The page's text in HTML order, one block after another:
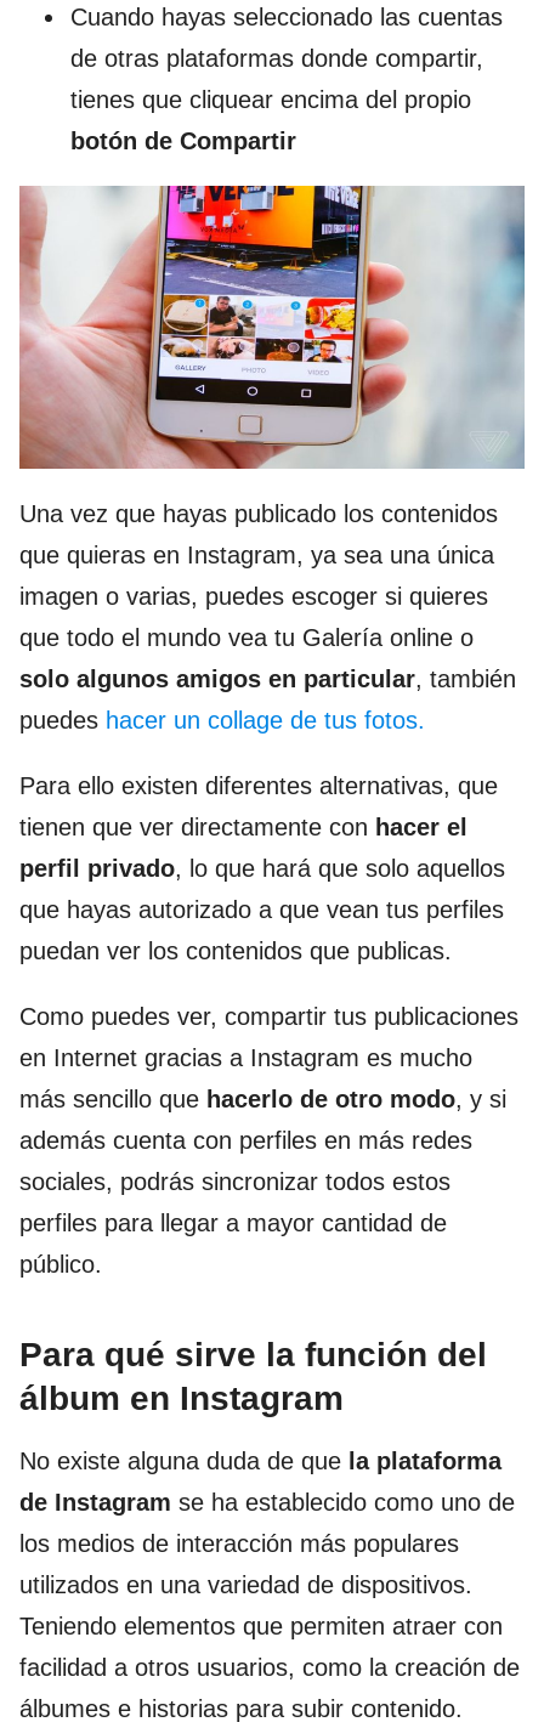
Cuando hayas seleccionado las cuentas
de otras plataformas donde compartir,
tienes que cliquear encima del propio
botón de Compartir
Una vez que hayas publicado los contenidos
que quieras en Instagram, ya sea una única
imagen o varias, puedes escoger si quieres
que todo el mundo vea tu Galería online o
solo algunos amigos en particular, también
puedes hacer un collage de tus fotos.
Para ello existen diferentes alternativas, que
tienen que ver directamente con hacer el
perfil privado, lo que hará que solo aquellos
que hayas autorizado a que vean tus perfiles
puedan ver los contenidos que publicas.
Como puedes ver, compartir tus publicaciones
en Internet gracias a Instagram es mucho
más sencillo que hacerlo de otro modo, y si
además cuenta con perfiles en más redes
sociales, podrás sincronizar todos estos
perfiles para llegar a mayor cantidad de
público.
Para qué sirve la función del
álbum en Instagram
No existe alguna duda de que la plataforma
de Instagram se ha establecido como uno de
los medios de interacción más populares
utilizados en una variedad de dispositivos.
Teniendo elementos que permiten atraer con
facilidad a otros usuarios, como la creación de
álbumes e historias para subir contenido.